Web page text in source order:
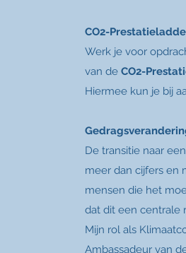
CO2-
Werk je voor
van de CO2-
Hiermee kun je bij
De transitie naar
meer dan cijfers en
mensen die het
dat dit een centrale
Mijn rol als
Ambassadeur van